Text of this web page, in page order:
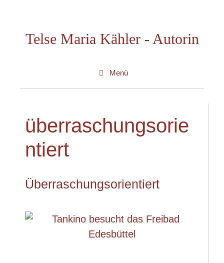
springenTelse Maria Kähler - Autorin
Menü
überraschungsorie
ntiert
Überraschungsorientiert